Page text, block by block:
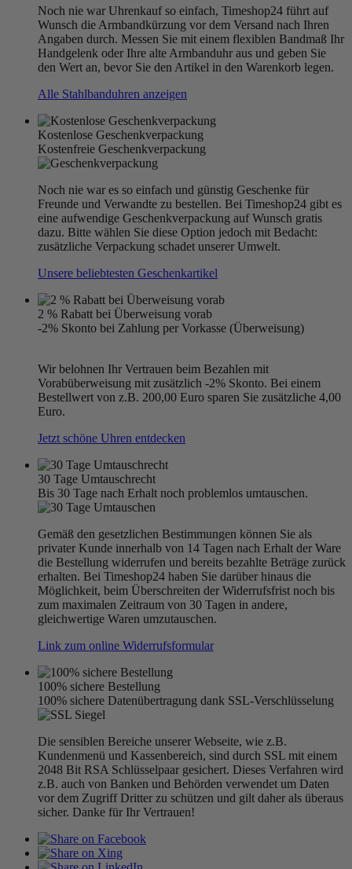
Noch nie war Uhrenkauf so einfach, Timeshop24 führt auf
Wunsch die Armbandkürzung vor dem Versand nach Ihren
Angaben durch. Messen Sie mit einem flexiblen Bandmaß Ihr
Handgelenk oder Ihre alte Armbanduhr aus und geben Sie
den Wert an, bevor Sie den Artikel in den Warenkorb legen.
Alle Stahlbanduhren anzeigen
Kostenlose Geschenkverpackung
Kostenfreie Geschenkverpackung
Noch nie war es so einfach und günstig Geschenke für
Freunde und Verwandte zu bestellen. Bei Timeshop24 gibt es
eine aufwendige Geschenkverpackung auf Wunsch gratis
dazu. Bitte wählen Sie diese Option jedoch mit Bedacht:
zusätzliche Verpackung schadet unserer Umwelt.
Unsere beliebtesten Geschenkartikel
2 % Rabatt bei Überweisung vorab
-2% Skonto bei Zahlung per Vorkasse (Überweisung)
Wir belohnen Ihr Vertrauen beim Bezahlen mit
Vorabüberweisung mit zusätzlich -2% Skonto. Bei einem
Bestellwert von z.B. 200,00 Euro sparen Sie zusätzliche 4,00
Euro.
Jetzt schöne Uhren entdecken
30 Tage Umtauschrecht
Bis 30 Tage nach Erhalt noch problemlos umtauschen.
Gemäß den gesetzlichen Bestimmungen können Sie als
privater Kunde innerhalb von 14 Tagen nach Erhalt der Ware
die Bestellung widerrufen und bereits bezahlte Beträge zurück
erhalten. Bei Timeshop24 haben Sie darüber hinaus die
Möglichkeit, beim Überschreiten der Widerrufsfrist noch bis
zum maximalen Zeitraum von 30 Tagen in andere,
gleichwertige Waren umzutauschen.
Link zum online Widerrufsformular
100% sichere Bestellung
100% sichere Datenübertragung dank SSL-Verschlüsselung
Die sensiblen Bereiche unserer Webseite, wie z.B.
Kundenmenü und Kassenbereich, sind durch SSL mit einem
2048 Bit RSA Schlüsselpaar gesichert. Dieses Verfahren wird
z.B. auch von Banken und Behörden verwendet um Daten
vor dem Zugriff Dritter zu schützen und gilt daher als überaus
sicher. Danke für Ihr Vertrauen!